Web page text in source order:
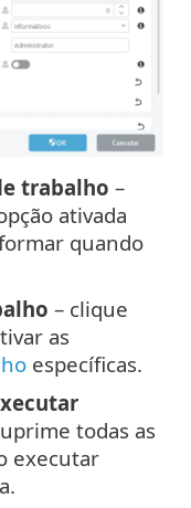
trabalho –
ativada
quando
– clique
as
específicas.
todas as
executar